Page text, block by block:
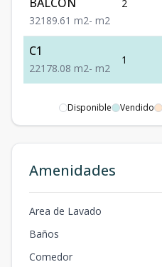
321 89.61 m2- m2
2
C1
221 78.08 m2- m2
1
Disponible Vendido
Amenidades
Area de Lavado
Baños
Comedor